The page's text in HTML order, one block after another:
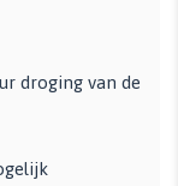
droging van de